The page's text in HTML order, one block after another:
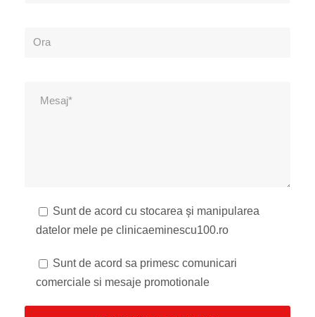
Sunt de acord cu stocarea și manipularea
datelor mele pe clinicaeminescu100.ro
Sunt de acord sa primesc comunicari
comerciale si mesaje promotionale